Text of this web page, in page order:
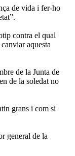
de vida i fer-ho
contra el qual
aquesta
de la Junta de
de la soledat no
grans i com si
general de la